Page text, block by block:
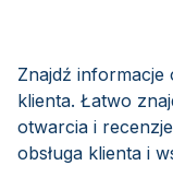
Znajdź informacje
klienta. Łatwo
otwarcia i
obsługa klienta i